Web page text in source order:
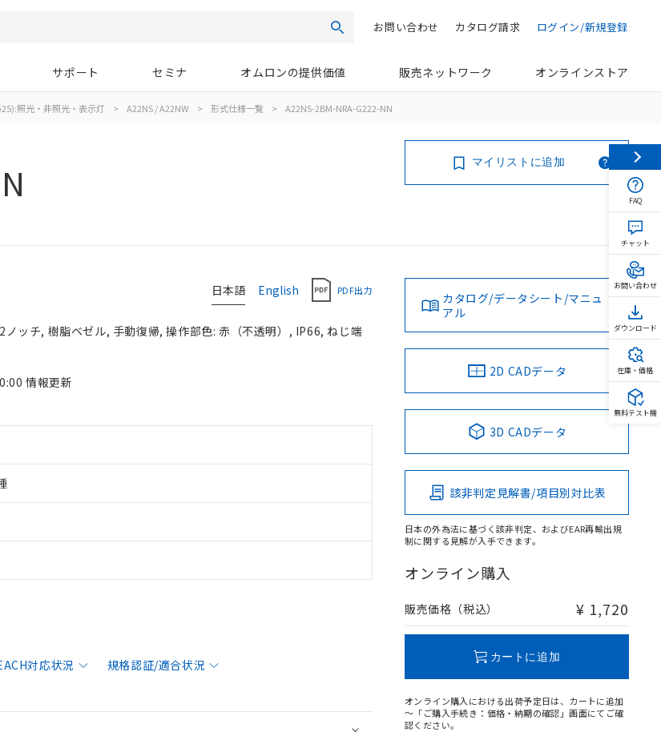
検索 ログイン/新規登録
カタログ請求
お問い合わせ
サポート セミナ オムロンの提供価値 販売ネットワーク オンラインストア
照光・非照光・表示灯 > A22NS / A22NW > 形式仕様一覧 > A22NS-2BM-NRA-G222-NN
マイリストに追加
日本語 English PDF出力
ッチ, 樹脂ベゼル, 手動復帰, 操作部色: 赤（不透明）, IP66, ねじ端
情報更新
対応状況 規格認証/適合状況
カタログ/データシート/マニュ
アル
2D CADデータ
3D CADデータ
該非判定見解書/項目別対比表
日本の外為法に基づく該非判定、およびEAR再輸出規
制に関する見解が入手できます。
オンライン購入
販売価格（税込） ¥ 1,720
カートに追加
オンライン購入における出荷予定日は、カートに追加
～「ご購入手続き：価格・納期の確認」画面にてご確
認ください。
FAQ
チャット
お問い合わせ
ダウンロード
在庫・価格
無料テスト機